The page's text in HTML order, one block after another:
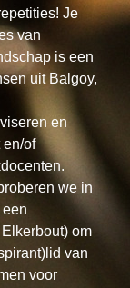
Je
van
is een
uit Balgoy,
en
en/of
we in
om
van
voor